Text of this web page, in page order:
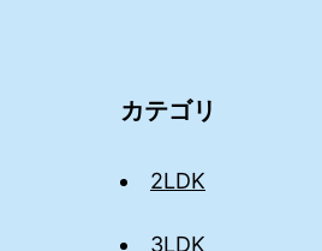
カテゴリ
2LDK
3LDK